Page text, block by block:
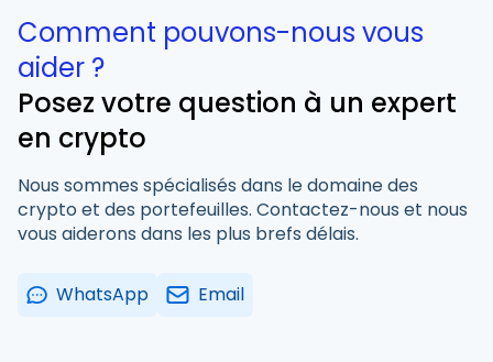
Comment pouvons-nous vous
aider ?
Posez votre question à un expert
en crypto
Nous sommes spécialisés dans le domaine des
crypto et des portefeuilles. Contactez-nous et nous
vous aiderons dans les plus brefs délais.
WhatsApp Email